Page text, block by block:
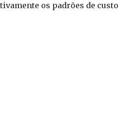
os padrões de custo